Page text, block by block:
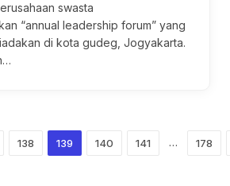
swasta
“annual leadership forum” yang
di kota gudeg, Jogyakarta.
138 139 140 141 … 178